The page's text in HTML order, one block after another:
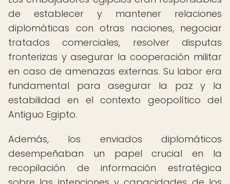
de establecer y mantener relaciones
diplomáticas con otras naciones, negociar
tratados comerciales, resolver disputas
fronterizas y asegurar la cooperación militar
en caso de amenazas externas. Su labor era
fundamental para asegurar la paz y la
estabilidad en el contexto geopolítico del
Antiguo Egipto.
Además, los enviados diplomáticos
desempeñaban un papel crucial en la
recopilación de información estratégica